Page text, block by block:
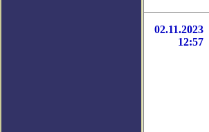
02.11.2023
12:57